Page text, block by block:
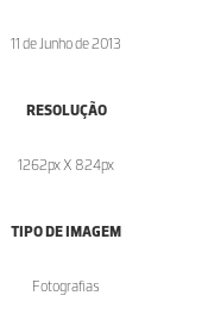
11 de Junho de 2013
RESOLUÇÃO
1262px X 824px
TIPO DE IMAGEM
Fotografias